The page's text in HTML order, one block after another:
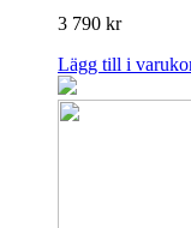
3 790 kr
Lägg till i